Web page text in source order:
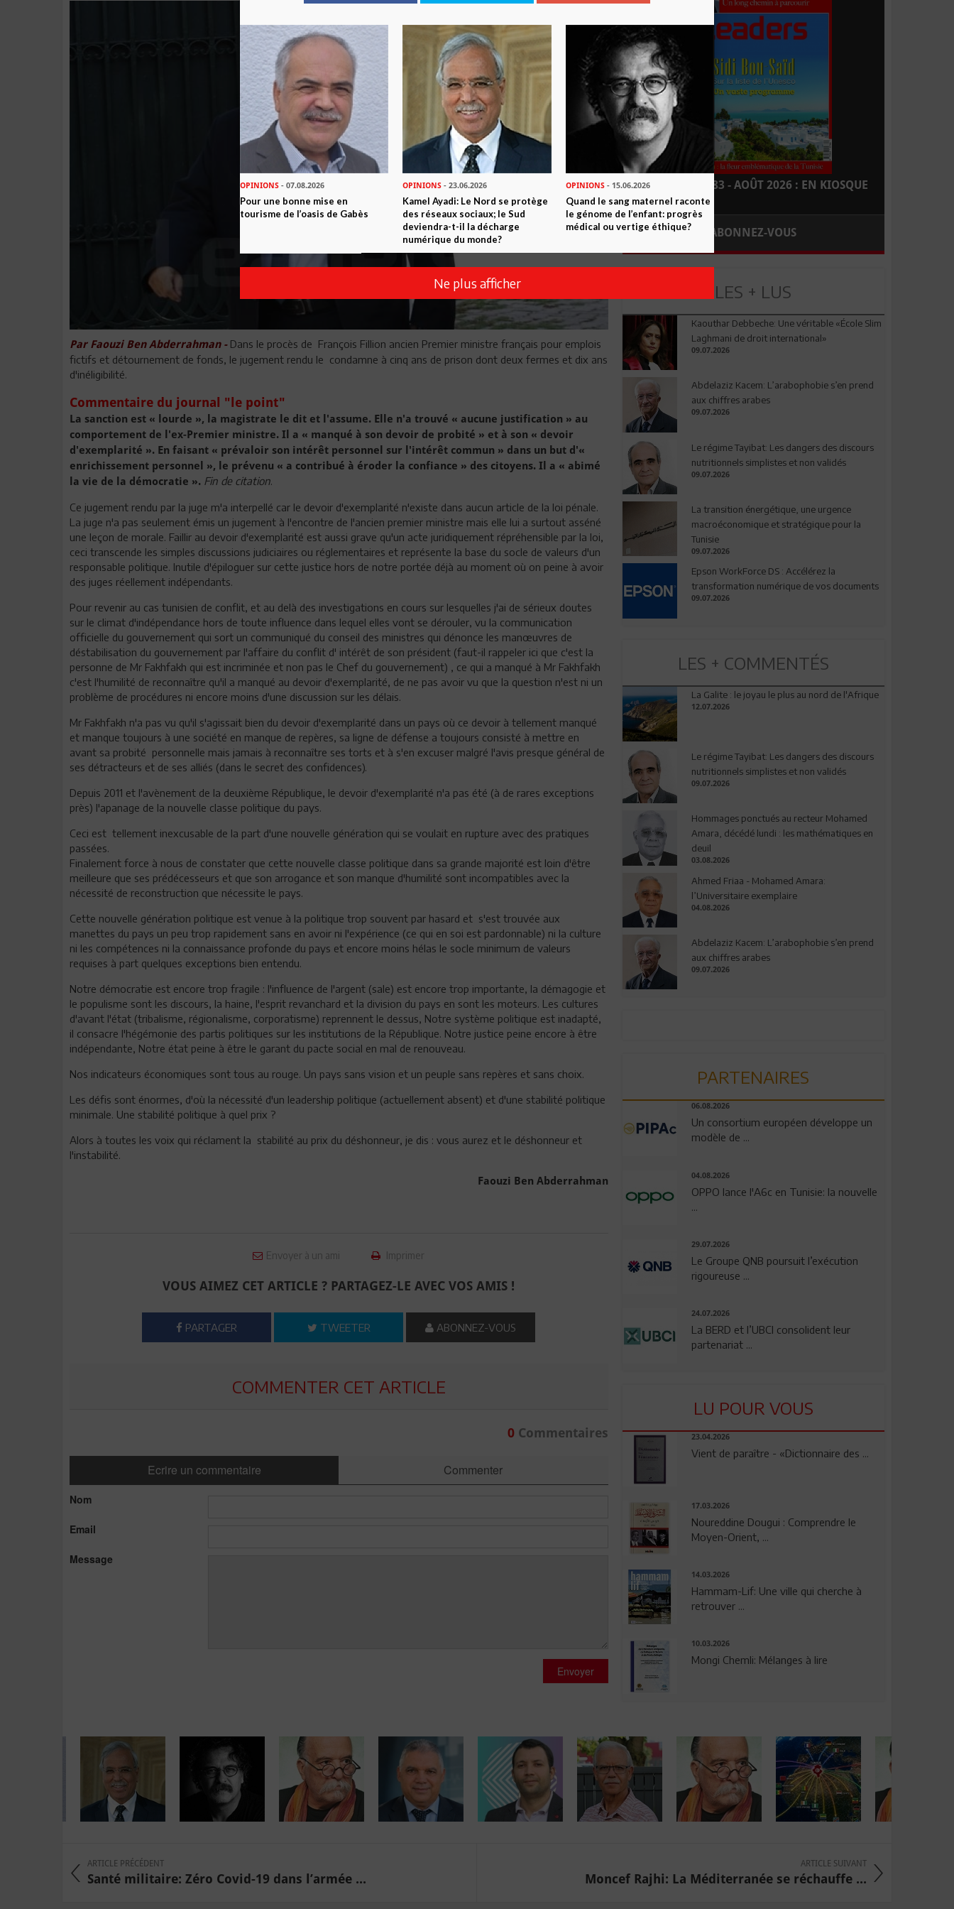
Par Faouzi Ben Abderrahman - Dans le procès de François Fillion ancien Premier ministre français pour emplois
fictifs et détournement de fonds, le jugement rendu le condamne à cinq ans de prison dont deux fermes et dix ans
d'inéligibilité.
Commentaire du journal "le point"
La sanction est « lourde », la magistrate le dit et l'assume. Elle n'a trouvé « aucune justification » au
comportement de l'ex-Premier ministre. Il a « manqué à son devoir de probité » et à son « devoir
d'exemplarité ». En faisant « prévaloir son intérêt personnel sur l'intérêt commun » dans un but d'«
enrichissement personnel », le prévenu « a contribué à éroder la confiance » des citoyens. Il a « abimé
la vie de la démocratie ». Fin de citation.
Ce jugement rendu par la juge m'a interpellé car le devoir d'exemplarité n'existe dans aucun article de la loi pénale.
La juge n'a pas seulement émis un jugement à l'encontre de l'ancien premier ministre mais elle lui a surtout asséné
une leçon de morale. Faillir au devoir d'exemplarité est aussi grave qu'un acte juridiquement répréhensible par la loi,
ceci transcende les simples discussions judiciaires ou réglementaires et représente la base du socle de valeurs d'un
responsable politique. Inutile d'épiloguer sur cette justice hors de notre portée déjà au moment où on peine à avoir
des juges réellement indépendants.
Pour revenir au cas tunisien de conflit, et au delà des investigations en cours sur lesquelles j'ai de sérieux doutes
sur le climat d'indépendance hors de toute influence dans lequel elles vont se dérouler, vu la communication
officielle du gouvernement qui sort un communiqué du conseil des ministres qui dénonce les manœuvres de
déstabilisation du gouvernement par l'affaire du conflit d' intérêt de son président (faut-il rappeler ici que c'est la
personne de Mr Fakhfakh qui est incriminée et non pas le Chef du gouvernement) , ce qui a manqué à Mr Fakhfakh
c'est l'humilité de reconnaître qu'il a manqué au devoir d'exemplarité, de ne pas avoir vu que la question n'est ni un
problème de procédures ni encore moins d'une discussion sur les délais.
Mr Fakhfakh n'a pas vu qu'il s'agissait bien du devoir d'exemplarité dans un pays où ce devoir à tellement manqué
et manque toujours à une société en manque de repères, sa ligne de défense a toujours consisté à mettre en
avant sa probité personnelle mais jamais à reconnaître ses torts et à s'en excuser malgré l'avis presque général de
ses détracteurs et de ses alliés (dans le secret des confidences).
Depuis 2011 et l'avènement de la deuxième République, le devoir d'exemplarité n'a pas été (à de rares exceptions
près) l'apanage de la nouvelle classe politique du pays.
Ceci est tellement inexcusable de la part d'une nouvelle génération qui se voulait en rupture avec des pratiques
passées.
Finalement force à nous de constater que cette nouvelle classe politique dans sa grande majorité est loin d'être
meilleure que ses prédécesseurs et que son arrogance et son manque d'humilité sont incompatibles avec la
nécessité de reconstruction que nécessite le pays.
Cette nouvelle génération politique est venue à la politique trop souvent par hasard et s'est trouvée aux
manettes du pays un peu trop rapidement sans en avoir ni l'expérience (ce qui en soi est pardonnable) ni la culture
ni les compétences ni la connaissance profonde du pays et encore moins hélas le socle minimum de valeurs
requises à part quelques exceptions bien entendu.
Notre démocratie est encore trop fragile : l'influence de l'argent (sale) est encore trop importante, la démagogie et
le populisme sont les discours, la haine, l'esprit revanchard et la division du pays en sont les moteurs. Les cultures
d'avant l'état (tribalisme, régionalisme, corporatisme) reprennent le dessus, Notre système politique est inadapté,
il consacre l'hégémonie des partis politiques sur les institutions de la République. Notre justice peine encore à être
indépendante, Notre état peine à être le garant du pacte social en mal de renouveau.
Nos indicateurs économiques sont tous au rouge. Un pays sans vision et un peuple sans repères et sans choix.
Les défis sont énormes, d'où la nécessité d'un leadership politique (actuellement absent) et d'une stabilité politique
minimale. Une stabilité politique à quel prix ?
Alors à toutes les voix qui réclament la stabilité au prix du déshonneur, je dis : vous aurez et le déshonneur et
l'instabilité.
Faouzi Ben Abderrahman
Envoyer à un ami Imprimer
VOUS AIMEZ CET ARTICLE ? PARTAGEZ-LE AVEC VOS AMIS !
PARTAGER TWEETER ABONNEZ-VOUS
COMMENTER CET ARTICLE
0Commentaires
Ecrire un commentaire Commenter
Nom
Email
Message
Envoyer
LEADERS N° 183 - AOÛT 2026 : EN KIOSQUE
ABONNEZ-VOUS
LES + LUS
Kaouthar Debbeche: Une véritable «École Slim
Laghmani de droit international»
09.07.2026
Abdelaziz Kacem: L’arabophobie s’en prend
aux chiffres arabes
09.07.2026
Le régime Tayibat: Les dangers des discours
nutritionnels simplistes et non validés
09.07.2026
La transition énergétique, une urgence
macroéconomique et stratégique pour la
Tunisie
09.07.2026
Epson WorkForce DS : Accélérez la
transformation numérique de vos documents
09.07.2026
LES + COMMENTÉS
La Galite : le joyau le plus au nord de l'Afrique
12.07.2026
Le régime Tayibat: Les dangers des discours
nutritionnels simplistes et non validés
09.07.2026
Hommages ponctués au recteur Mohamed
Amara, décédé lundi : les mathématiques en
deuil
03.08.2026
Ahmed Friaa - Mohamed Amara:
l’Universitaire exemplaire
04.08.2026
Abdelaziz Kacem: L’arabophobie s’en prend
aux chiffres arabes
09.07.2026
PARTENAIRES
06.08.2026
Un consortium européen développe un
modèle de ...
04.08.2026
OPPO lance l'A6c en Tunisie: la nouvelle
29.07.2026
Le Groupe QNB poursuit l’exécution
rigoureuse ...
24.07.2026
La BERD et l’UBCI consolident leur
partenariat ...
LU POUR VOUS
23.04.2026
Vient de paraître - «Dictionnaire des ...
17.03.2026
Noureddine Dougui : Comprendre le
Moyen-Orient, ...
14.03.2026
Hammam-Lif: Une ville qui cherche à
retrouver ...
10.03.2026
Mongi Chemli: Mélanges à lire
ARTICLE PRÉCÉDENT
Santé militaire: Zéro Covid-19 dans l’armée ...
ARTICLE SUIVANT
Moncef Rajhi: La Méditerranée se réchauffe ...
OPINIONS - 07.08.2026
Pour une bonne mise en
tourisme de l’oasis de Gabès
OPINIONS - 23.06.2026
Kamel Ayadi: Le Nord se protège
des réseaux sociaux; le Sud
deviendra-t-il la décharge
numérique du monde?
OPINIONS- 15.06.2026
Quand le sang maternel raconte
le génome de l’enfant: progrès
médical ou vertige éthique?
Ne plus afficher